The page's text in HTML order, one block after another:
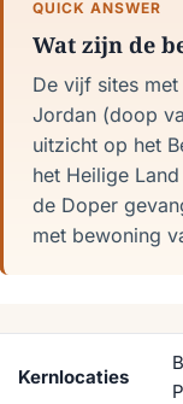
QUICK ANSWER
Wat zijn de
De vijf sites
Jordan (doop
uitzicht op het
het Heilige
de Doper
met bewoning
Kernlocaties